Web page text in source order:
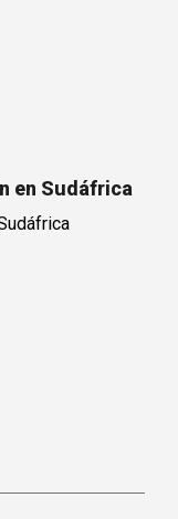
en Sudáfrica